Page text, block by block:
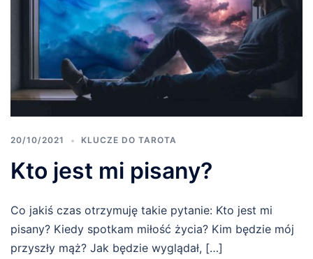
20/10/2021 KLUCZE DO TAROTA
Kto jest mi pisany?
Co jakiś czas otrzymuję takie pytanie: Kto jest mi
pisany? Kiedy spotkam miłość życia? Kim będzie mój
przyszły mąż? Jak będzie wyglądał, […]